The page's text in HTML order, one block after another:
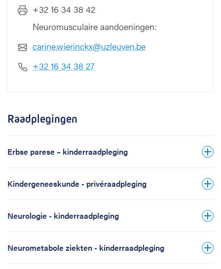
+32 16 34 38 42
Neuromusculaire aandoeningen:
carine.wierinckx@uzleuven.be
+32 16 34 38 27
Raadplegingen
Erbse parese – kinderraadpleging
Kindergeneeskunde - privéraadpleging
Neurologie - kinderraadpleging
Neurometabole ziekten - kinderraadpleging